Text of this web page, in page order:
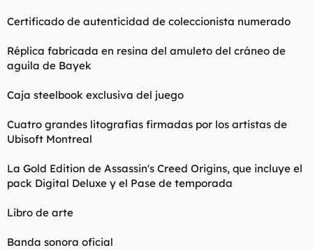
Certificado de autenticidad de coleccionista numerado
Réplica fabricada en resina del amuleto del cráneo de
aguila de Bayek
Caja steelbook exclusiva del juego
Cuatro grandes litografías firmadas por los artistas de
Ubisoft Montreal
La Gold Edition de Assassin's Creed Origins, que incluye el
pack Digital Deluxe y el Pase de temporada
Libro de arte
Banda sonora oficial